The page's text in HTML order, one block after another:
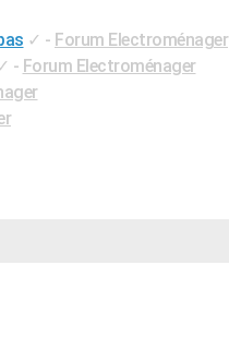
✓ - Forum Electroménager
✓ - Forum Electroménager